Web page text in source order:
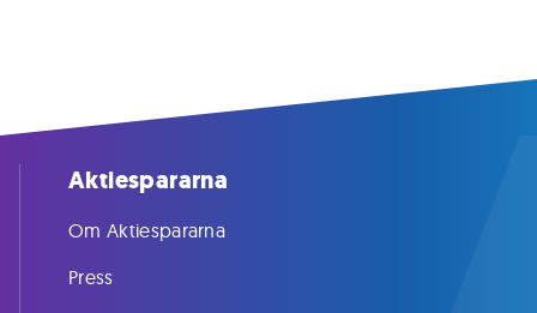
Aktiespararna
Om Aktiespararna
Press